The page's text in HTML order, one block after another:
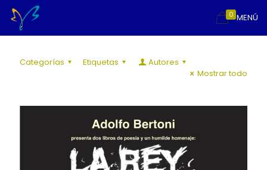
MENÚ
0
Categorías Etiquetas
Autores
Mostrar todo